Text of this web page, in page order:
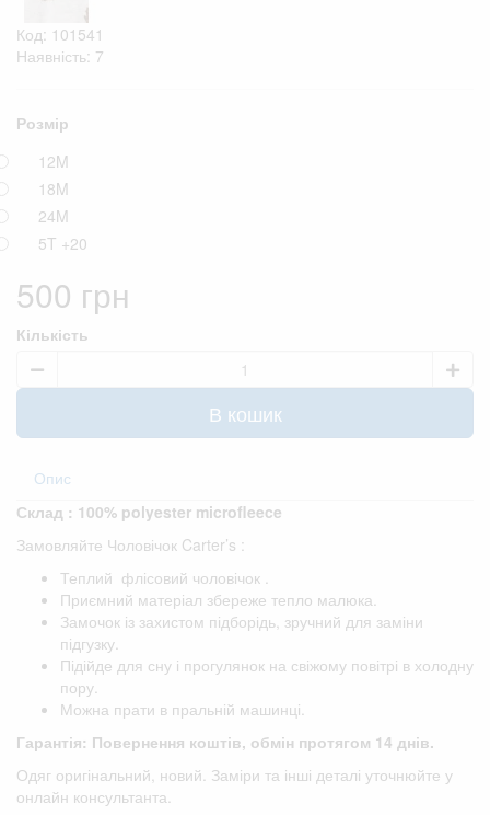
Код: 101541
Наявність: 7
Розмір
12M
18M
24M
5T +20
500 грн
Кількість
В кошик
Опис
Склад : 100% polyester microfleece
Замовляйте Чоловічок Carter’s :
Теплий флісовий чоловічок .
Приємний матеріал збереже тепло малюка.
Замочок із захистом підборідь, зручний для заміни
підгузку.
Підійде для сну і прогулянок на свіжому повітрі в холодну
пору.
Можна прати в пральній машинці.
Гарантія: Повернення коштів, обмін протягом 14 днів.
Одяг оригінальний, новий. Заміри та інші деталі уточнюйте у
онлайн консультанта.